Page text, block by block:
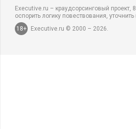
Executive.ru – краудсорсинговый
оспорить логику повествования,
18+
Executive.ru © 2000 – 2026.